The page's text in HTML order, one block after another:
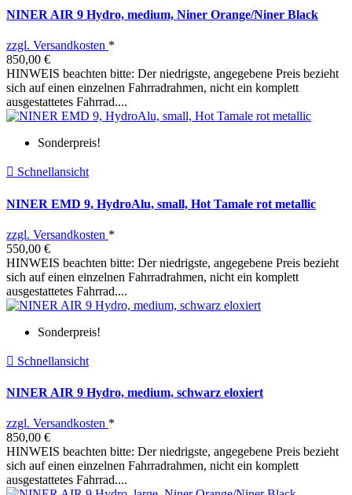
NINER AIR 9 Hydro, medium, Niner Orange/Niner Black
zzgl. Versandkosten *
850,00 €
HINWEIS beachten bitte: Der niedrigste, angegebene Preis bezieht
sich auf einen einzelnen Fahrradrahmen, nicht ein komplett
ausgestattetes Fahrrad....
Sonderpreis!
 Schnellansicht
NINER EMD 9, HydroAlu, small, Hot Tamale rot metallic
zzgl. Versandkosten *
550,00 €
HINWEIS beachten bitte: Der niedrigste, angegebene Preis bezieht
sich auf einen einzelnen Fahrradrahmen, nicht ein komplett
ausgestattetes Fahrrad....
Sonderpreis!
 Schnellansicht
NINER AIR 9 Hydro, medium, schwarz eloxiert
zzgl. Versandkosten *
850,00 €
HINWEIS beachten bitte: Der niedrigste, angegebene Preis bezieht
sich auf einen einzelnen Fahrradrahmen, nicht ein komplett
ausgestattetes Fahrrad....